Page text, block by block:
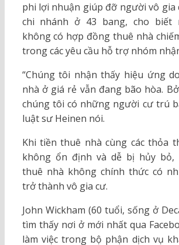
phi lợi nhuận giúp đỡ người vô gia
chi nhánh ở 43 bang, cho biết
không có hợp đồng thuê nhà
trong các yêu cầu hỗ trợ nhóm
“Chúng tôi nhận thấy hiệu ứng
nhà ở giá rẻ vẫn đang bão hòa.
chúng tôi có những người cư trú
luật sư Heinen nói.
Khi tiền thuê nhà cùng các thỏa
không ổn định và dễ bị hủy bỏ,
thuê nhà không chính thức có
trở thành vô gia cư.
John Wickham (60 tuổi, sống ở
tìm thấy nơi ở mới nhất qua
làm việc trong bộ phận dịch vụ